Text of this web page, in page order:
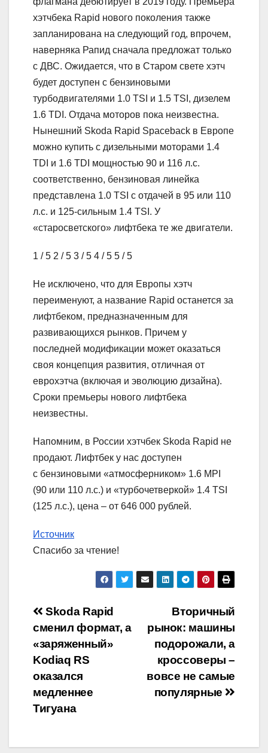
хэтчбека Rapid нового поколения также
запланирована на следующий год, впрочем,
наверняка Рапид сначала предложат только
с ДВС. Ожидается, что в Старом свете хэтч
будет доступен с бензиновыми
турбодвигателями 1.0 TSI и 1.5 TSI, дизелем
1.6 TDI. Отдача моторов пока неизвестна.
Нынешний Skoda Rapid Spaceback в Европе
можно купить с дизельными моторами 1.4
TDI и 1.6 TDI мощностью 90 и 116 л.с.
соответственно, бензиновая линейка
представлена 1.0 TSI с отдачей в 95 или 110
л.с. и 125-сильным 1.4 TSI. У
«старосветского» лифтбека те же двигатели.
1 / 5 2 / 5 3 / 5 4 / 5 5 / 5
Не исключено, что для Европы хэтч
переименуют, а название Rapid останется за
лифтбеком, предназначенным для
развивающихся рынков. Причем у
последней модификации может оказаться
своя концепция развития, отличная от
еврохэтча (включая и эволюцию дизайна).
Сроки премьеры нового лифтбека
неизвестны.
Напомним, в России хэтчбек Skoda Rapid не
продают. Лифтбек у нас доступен
с бензиновыми «атмосферником» 1.6 MPI
(90 или 110 л.с.) и «турбочетверкой» 1.4 TSI
(125 л.с.), цена – от 646 000 рублей.
Источник
Спасибо за чтение!
Навигация
по
записям
Вторичный
рынок: машины
подорожали, а
кроссоверы –
вовсе не самые
популярные
Skoda Rapid
сменил формат, а
«заряженный»
Kodiaq RS
оказался
медленнее
Тигуана